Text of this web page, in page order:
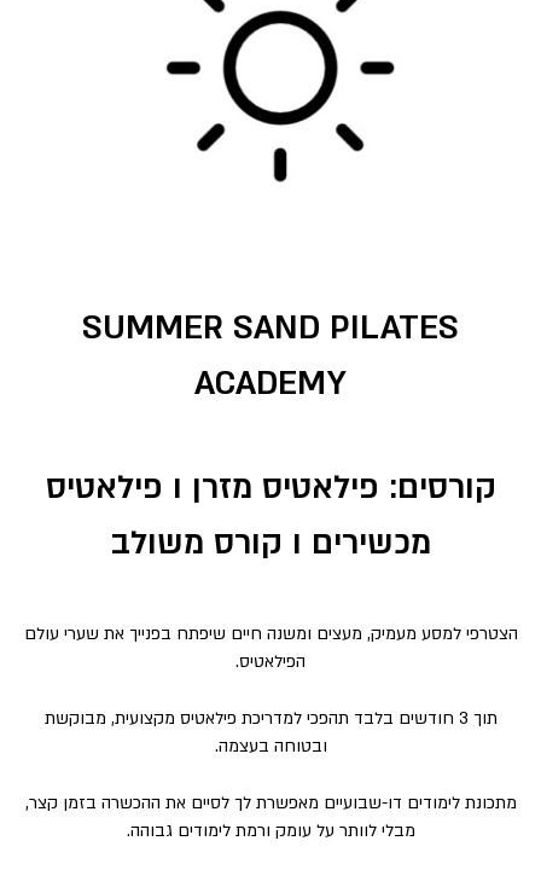
SUMMER SAND PILATES
ACADEMY
קורסים: פילאטיס מזרן ו פילאטיס
מכשירים ו קורס משולב
הצטרפי למסע מעמיק, מעצים ומשנה חיים שיפתח בפנייך את שערי עולם
הפילאטיס.
תוך 3 חודשים בלבד תהפכי למדריכת פילאטיס מקצועית, מבוקשת
ובטוחה בעצמה.
מתכונת לימודים דו-שבועיים מאפשרת לך לסיים את ההכשרה בזמן קצר,
מבלי לוותר על עומק ורמת לימודים גבוהה.